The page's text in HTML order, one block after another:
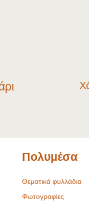
Πολυμέσα
Θεματικά φυλλάδια
Φωτογραφίες